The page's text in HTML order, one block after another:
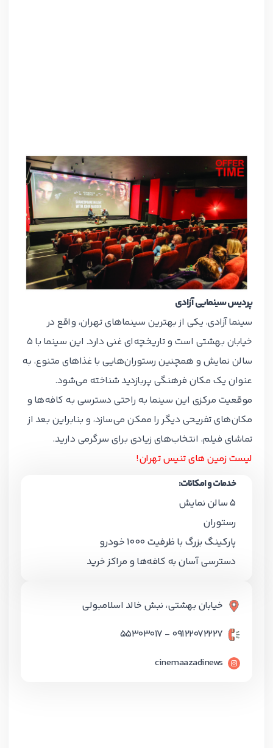
پردیس سینمایی آزادی
سینما آزادی، یکی از بهترین سینماهای تهران، واقع در
خیابان بهشتی است و تاریخچه‌ای غنی دارد. این سینما با 5
سالن نمایش و همچنین رستوران‌هایی با غذاهای متنوع، به
عنوان یک مکان فرهنگی پربازدید شناخته می‌شود.
موقعیت مرکزی این سینما به راحتی دسترسی به کافه‌ها و
مکان‌های تفریحی دیگر را ممکن می‌سازد، و بنابراین بعد از
تماشای فیلم، انتخاب‌های زیادی برای سرگرمی دارید.
لیست زمین های تنیس تهران!
خدمات و امکانات:
5 سالن نمایش
رستوران
پارکینگ بزرگ با ظرفیت 1000 خودرو
دسترسی آسان به کافه‌ها و مراکز خرید
خیابان بهشتی، نبش خالد اسلامبولی
09122072227 - 55303017
cinemaazadinews